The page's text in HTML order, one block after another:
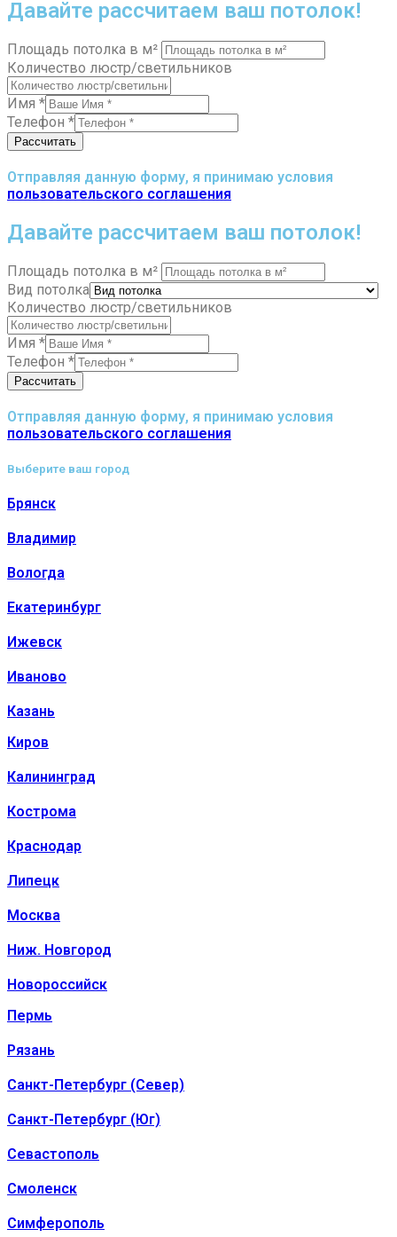
Давайте рассчитаем ваш потолок!
Площадь потолка в м²
Количество люстр/светильников
Имя *
Телефон *
Рассчитать
Отправляя данную форму, я принимаю условия
пользовательского соглашения
Давайте рассчитаем ваш потолок!
Площадь потолка в м²
Вид потолка
Количество люстр/светильников
Имя *
Телефон *
Рассчитать
Отправляя данную форму, я принимаю условия
пользовательского соглашения
Выберите ваш город
Брянск
Владимир
Вологда
Екатеринбург
Ижевск
Иваново
Казань
Киров
Калининград
Кострома
Краснодар
Липецк
Москва
Ниж. Новгород
Новороссийск
Пермь
Рязань
Санкт-Петербург (Север)
Санкт-Петербург (Юг)
Севастополь
Смоленск
Симферополь